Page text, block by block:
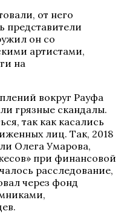
от него
представители
он со
артистами,
на
вокруг Рауфа
грязные скандалы.
так как касались
лиц. Так, 2018
Олега Умарова,
при финансовой
расследование,
через фонд